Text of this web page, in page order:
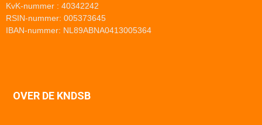
KvK-nummer : 40342242
RSIN-nummer: 005373645
IBAN-nummer: NL89ABNA0413005364
OVER DE KNDSB